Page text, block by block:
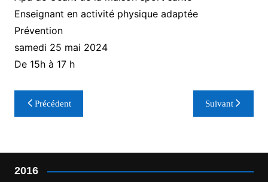
Enseignant en activité physique adaptée
Prévention
samedi 25 mai 2024
De 15h à 17 h
Navigation
de
Précédent Suivant
2016